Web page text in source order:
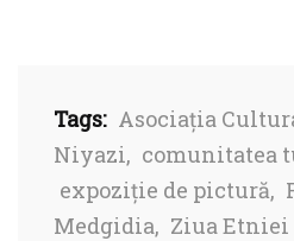
Tags: Asociația
Niyazi, comunitatea
expoziție de pictură,
Medgidia, Ziua Etniei